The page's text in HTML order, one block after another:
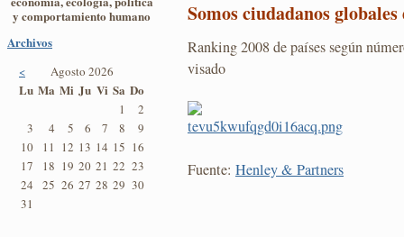
y comportamiento humano
Archivos
< Agosto 2026
Lu Ma Mi Ju Vi Sa Do
1
2
3
4 5 6 7 8
9
10
11 12 13 14 15 16
17
18 19 20 21 22 23
24
25 26 27 28 29 30
31
Somos ciudadanos
Ranking 2008 de países según
visado
Fuente: Henley & Partners